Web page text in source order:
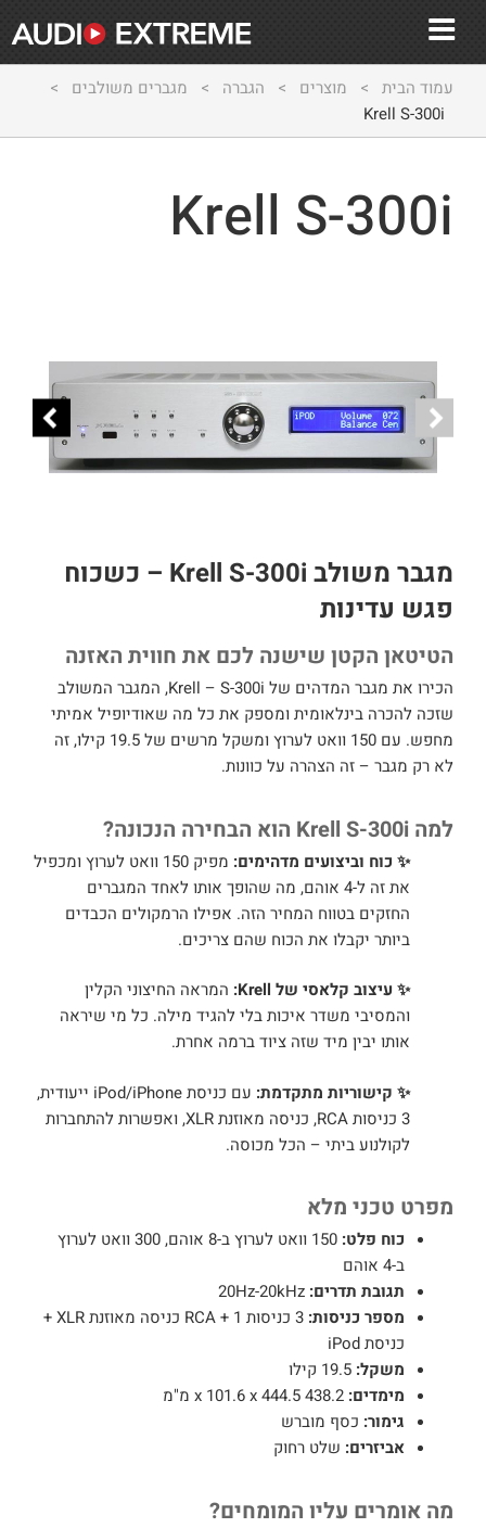
עמוד הבית > מוצרים > הגברה > מגברים משולבים >
Krell S-300i
Krell S-300i
מגבר משולב Krell S-300i – כשכוח
פגש עדינות
הטיטאן הקטן שישנה לכם את חווית האזנה
הכירו את מגבר המדהים של Krell – S-300i, המגבר המשולב
שזכה להכרה בינלאומית ומספק את כל מה שאודיופיל אמיתי
מחפש. עם 150 וואט לערוץ ומשקל מרשים של 19.5 קילו, זה
לא רק מגבר – זה הצהרה על כוונות.
למה Krell S-300i הוא הבחירה הנכונה?
✨ כוח וביצועים מדהימים:
מפיק 150 וואט לערוץ ומכפיל
את זה ל-4 אוהם, מה שהופך אותו לאחד המגברים
החזקים בטווח המחיר הזה. אפילו הרמקולים הכבדים
ביותר יקבלו את הכוח שהם צריכים.
✨עיצוב קלאסי של Krell:
המראה החיצוני הקלין
והמסיבי משדר איכות בלי להגיד מילה. כל מי שיראה
אותו יבין מיד שזה ציוד ברמה אחרת.
✨ קישוריות מתקדמת:
עם כניסת iPod/iPhone ייעודית,
3 כניסות RCA, כניסה מאוזנת XLR, ואפשרות להתחברות
לקולנוע ביתי – הכל מכוסה.
מפרט טכני מלא
כוח פלט:
150 וואט לערוץ ב-8 אוהם, 300 וואט לערוץ
ב-4 אוהם
תגובת תדרים:
מספר כניסות:
3 כניסות RCA + 1 כניסה מאוזנת XLR +
כניסת iPod
משקל:
מימדים:
גימור: כסף מוברש
אביזרים: שלט רחוק
מה אומרים עליו המומחים?